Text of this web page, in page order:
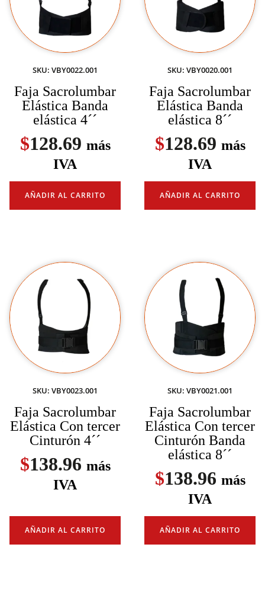
SKU: VBY0022.001
Faja Sacrolumbar
Elástica Banda
elástica 4´´
$128.69 más
IVA
AÑADIR AL CARRITO
SKU: VBY0020.001
Faja Sacrolumbar
Elástica Banda
elástica 8´´
$128.69 más
IVA
AÑADIR AL CARRITO
SKU: VBY0023.001
Faja Sacrolumbar
Elástica Con tercer
Cinturón 4´´
$138.96 más
IVA
AÑADIR AL CARRITO
SKU: VBY0021.001
Faja Sacrolumbar
Elástica Con tercer
Cinturón Banda
elástica 8´´
$138.96 más
IVA
AÑADIR AL CARRITO